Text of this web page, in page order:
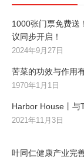
1000张门票免费送
议同步开启！
2024年9月27日
苦菜的功效与作用
1970年1月1日
Harbor House丨与
2021年11月3日
叶同仁健康产业完